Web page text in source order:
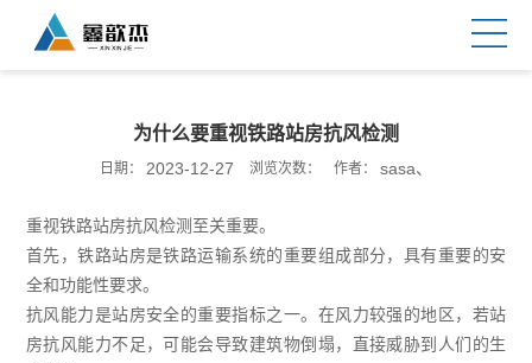
为什么要重视铁路站房抗风检测
日期： 2023-12-27 浏览次数： 作者： sasa、
重视铁路站房抗风检测至关重要。
首先，铁路站房是铁路运输系统的重要组成部分，具有重要的安
全和功能性要求。
抗风能力是站房安全的重要指标之一。在风力较强的地区，若站
房抗风能力不足，可能会导致建筑物倒塌，直接威胁到人们的生